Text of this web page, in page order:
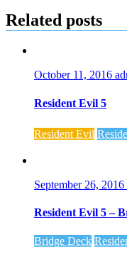
Related posts
October 11, 2016
Resident Evil 5
Resident Evil
September 26, 2016
Resident Evil 5 –
Bridge Deck